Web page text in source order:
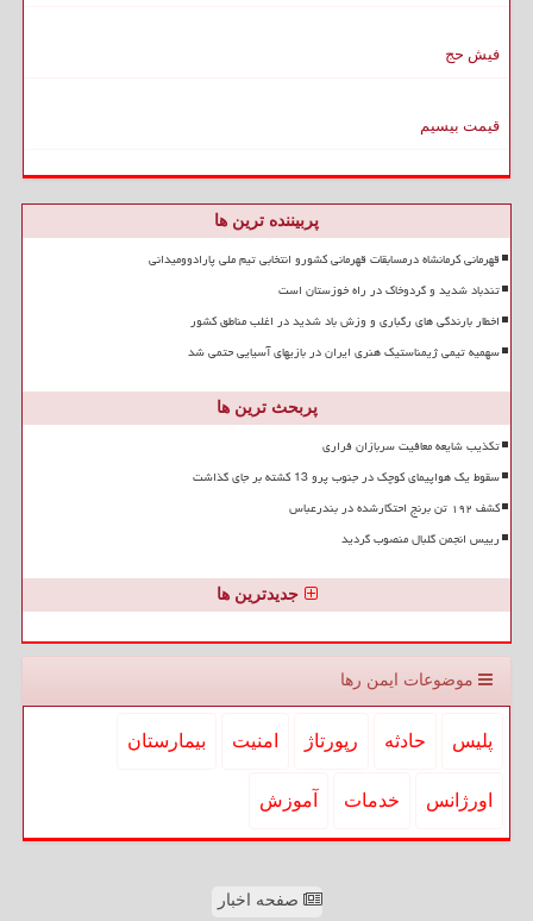
فیش حج
قیمت بیسیم
پربیننده ترین ها
قهرمانی کرمانشاه درمسابقات قهرمانی کشورو انتخابی تیم ملی پارادوومیدانی
تندباد شدید و گردوخاک در راه خوزستان است
اخطار بارندگی های رگباری و وزش باد شدید در اغلب مناطق کشور
سهمیه تیمی ژیمناستیک هنری ایران در بازیهای آسیایی حتمی شد
پربحث ترین ها
تکذیب شایعه معافیت سربازان فراری
سقوط یک هواپیمای کوچک در جنوب پرو 13 کشته بر جای گذاشت
کشف ۱۹۲ تن برنج احتکارشده در بندرعباس
رییس انجمن گلبال منصوب گردید
جدیدترین ها
موضوعات ایمن رها
پلیس حادثه رپورتاژ امنیت بیمارستان
اورژانس خدمات آموزش
صفحه اخبار